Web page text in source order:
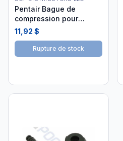
Pentair Bague de
compression pour
chlorinateur
11,92 $
Rupture de stock